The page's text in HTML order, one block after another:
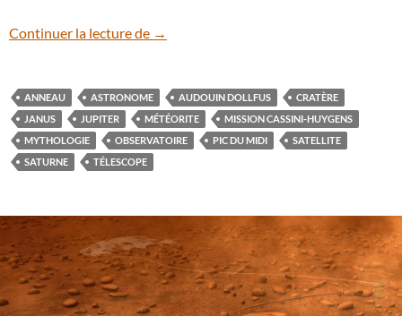
Continuer la lecture de Les cratères du satellite Janus vus par la
→
ANNEAU ASTRONOME AUDOUIN DOLLFUS
CRATÈRE
JANUS
JUPITER MÉTÉORITE
MISSION CASSINI-HUYGENS
MYTHOLOGIE
OBSERVATOIRE PIC DU MIDI
SATELLITE
SATURNE
TÉLESCOPE